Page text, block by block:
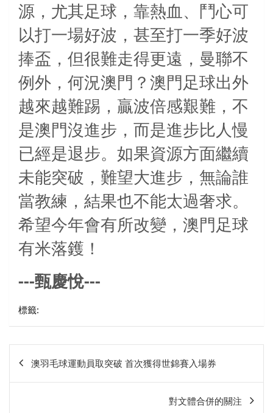
源，尤其足球，靠熱血、鬥心可
以打一場好波，甚至打一季好波
捧盃，但很難走得更遠，曼聯不
例外，何況澳門？澳門足球出外
越來越難踢，贏波倍感艱難，不
是澳門沒進步，而是進步比人慢
已經是退步。如果資源方面繼續
未能突破，難望大進步，無論誰
當教練，結果也不能太過奢求。
希望今年會有所改變，澳門足球
有米落鑊！
---甄慶悅---
標籤:
章
澳羽毛球運動員取突破 首次獲得世錦賽入場券
對文體合併的關注